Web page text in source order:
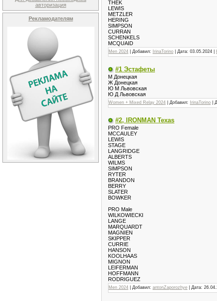
авторизация
Рекламодателям
THEK
LEWIS
METZLER
HERING
SIMPSON
CURRAN
SCHENKELS
MCQUAID
Men 2024 | Добавил: IrinaTorino | Дата: 03.05.2024
#1 Эстафеты
М Донецкая
Ж Донецкая
Ю М Львовская
Ю Д Львовская
Women + Mixed Relay 2024 | Добавил: IrinaTorino |
#2, IRONMAN Texas
PRO Female
MCCAULEY
LEWIS
STAGE
LANGRIDGE
ALBERTS
WILMS
SIMPSON
RYTER
BRANDON
BERRY
SLATER
BOWKER
PRO Male
WILKOWIECKI
LANGE
MARQUARDT
MAGNIEN
SKIPPER
CURRIE
HANSON
KOOLHAAS
MIGNON
LEIFERMAN
HOFFMANN
RODRIGUEZ
Men 2024 | Добавил: antonZaporozhye | Дата: